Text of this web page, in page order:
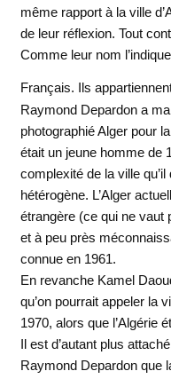
même rapport à la ville
de leur réflexion. Tout
Comme leur nom
Français. Ils
Raymond Depardon a
photographié Alger pour
était un jeune homme de
complexité de la ville
hétérogène. L’Alger
étrangère (ce qui ne vaut
et à peu près
connue en 1961.
En revanche Kamel
qu’on pourrait appeler la
1970, alors que l’Algérie
Il est d’autant plus
Raymond Depardon que